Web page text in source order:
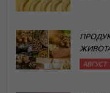
АВГУСТ